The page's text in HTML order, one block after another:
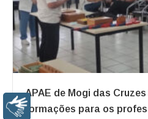
APAE de Mogi das
formações para os
Libras